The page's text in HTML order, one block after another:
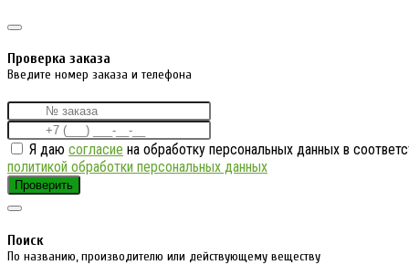
Проверка заказа
Введите номер заказа и телефона
Я даю согласие на обработку персональных данных в
политикой обработки персональных данных
Проверить
Поиск
По названию, производителю или действующему веществу